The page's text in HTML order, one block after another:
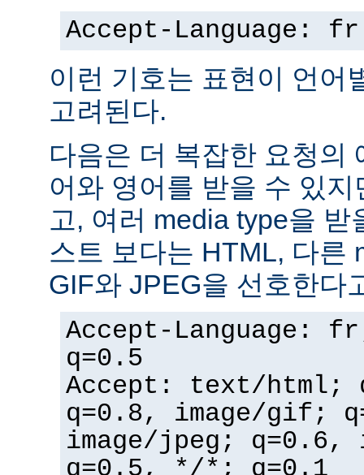
Accept-Language: fr
이런 기호는 표현이 언어
고려된다.
다음은 더 복잡한 요청의
어와 영어를 받을 수 있
고, 여러 media type을
스트 보다는 HTML, 다른
GIF와 JPEG을 선호한다
Accept-Language:
q=0.5
Accept: text/html;
q=0.8, image/gif;
image/jpeg; q=0.6,
q=0.5, */*; q=0.1